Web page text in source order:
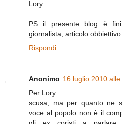
Lory
PS il presente blog è
giornalista, articolo
Rispondi
Anonimo 16 luglio 2010 alle
Per Lory:
scusa, ma per quanto ne
voce al popolo non è il
gli ex coristi a